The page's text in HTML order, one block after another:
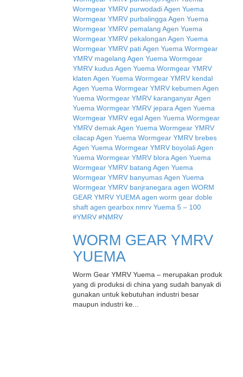
WORM GEAR YMRV
YUEMA
Worm Gear YMRV Yuema – merupakan produk
yang di produksi di china yang sudah banyak di
gunakan untuk kebutuhan industri besar
maupun industri ke...